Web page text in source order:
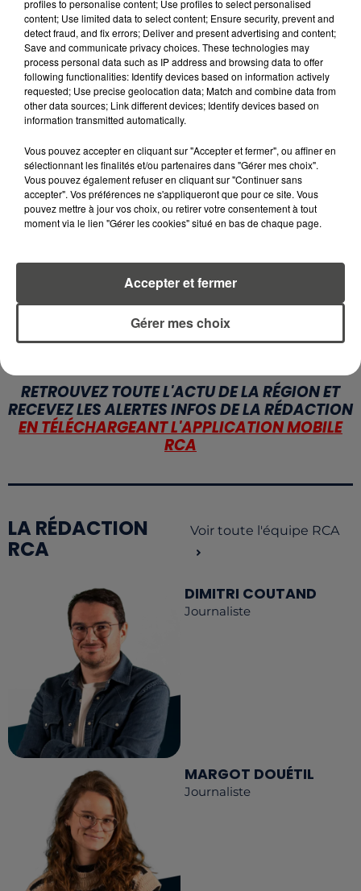
MÉGOTS ET FEUX DE FORÊT : LES
INDUSTRIELS DU TABAC BIENTÔT
TAXÉS...
6 août 2026
CANICULE : POURQUOI LES
BOUTEILLES D'EAU
DISPARAISSENT DES RAYONS...
5 août 2026
MANGER SAINEMENT COÛTE 25 %
PLUS CHER QU'IL Y A CINQ ANS,
ALERTE L’ONU
QUELLES SONT LES MARQUES QUI
OFFRENT LE MEILLEUR RAPPORT...
RETROUVEZ TOUTE L'ACTU DE LA RÉGION ET
RECEVEZ LES ALERTES INFOS DE LA RÉDACTION
EN TÉLÉCHARGEANT L'APPLICATION MOBILE
RCA
LA RÉDACTION
RCA
Voir toute l'équipe RCA
DIMITRI COUTAND
Journaliste
MARGOT DOUÉTIL
Journaliste
profiles to personalise content; Use profiles to select personalised
content; Use limited data to select content; Ensure security, prevent and
detect fraud, and fix errors; Deliver and present advertising and content;
Save and communicate privacy choices. These technologies may
process personal data such as IP address and browsing data to offer
following functionalities: Identify devices based on information actively
requested; Use precise geolocation data; Match and combine data from
other data sources; Link different devices; Identify devices based on
information transmitted automatically.
Vous pouvez accepter en cliquant sur "Accepter et fermer", ou affiner en
sélectionnant les finalités et/ou partenaires dans "Gérer mes choix".
Vous pouvez également refuser en cliquant sur "Continuer sans
accepter". Vos préférences ne s'appliqueront que pour ce site. Vous
pouvez mettre à jour vos choix, ou retirer votre consentement à tout
moment via le lien "Gérer les cookies" situé en bas de chaque page.
Gérer mes choix
Accepter et fermer